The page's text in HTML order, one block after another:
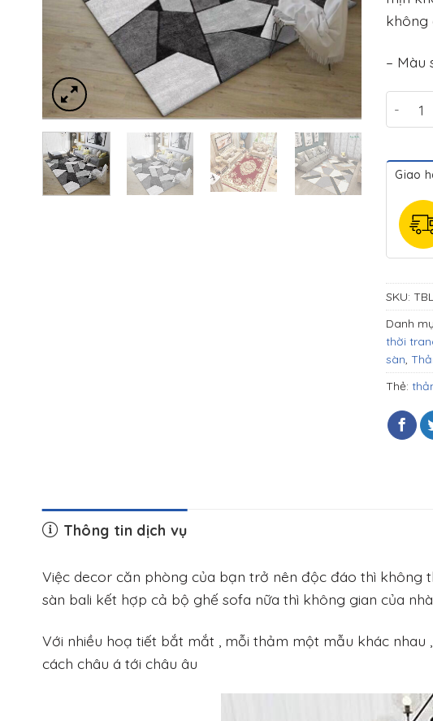
không
– Màu
Thảm
Giao
SKU:
Danh
thời
sàn,
Thẻ:
Thông tin dịch vụ
Việc decor căn phòng của bạn trở nên độc đáo thì không
sàn bali kết hợp cả bộ ghế sofa nữa thì không gian của
Với nhiều hoạ tiết bắt mắt , mỗi thảm một mẫu khác
cách châu á tới châu âu